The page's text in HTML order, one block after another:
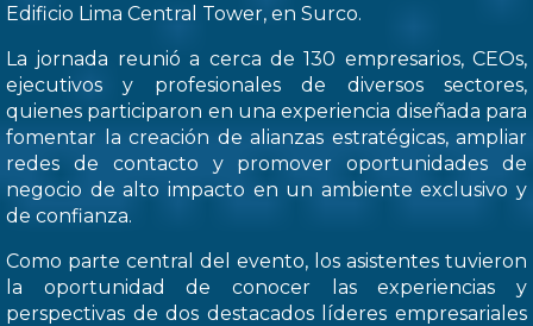
Edificio Lima Central Tower, en Surco.
La jornada reunió a cerca de 130 empresarios, CEOs,
ejecutivos y profesionales de diversos sectores,
quienes participaron en una experiencia diseñada para
fomentar la creación de alianzas estratégicas, ampliar
redes de contacto y promover oportunidades de
negocio de alto impacto en un ambiente exclusivo y
de confianza.
Como parte central del evento, los asistentes tuvieron
la oportunidad de conocer las experiencias y
perspectivas de dos destacados líderes empresariales